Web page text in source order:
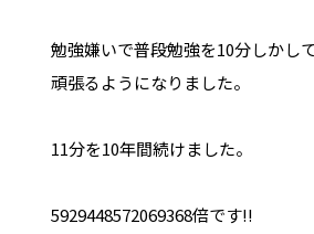
勉強嫌いで普段勉強を10分しかし
頑張るようになりました。
11分を10年間続けました。
5929448572069368倍です!!